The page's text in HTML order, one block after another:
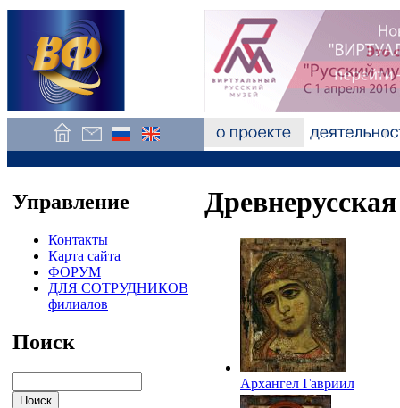
Управление
Контакты
Карта сайта
ФОРУМ
ДЛЯ СОТРУДНИКОВ
филиалов
Поиск
Архангел Гавриил
(Ангел Златые